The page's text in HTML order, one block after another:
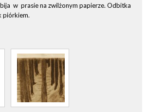
w prasie na zwilżonym papierze. Odbitka
piórkiem.